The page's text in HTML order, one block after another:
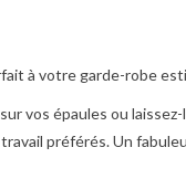
à votre garde-robe
vos épaules ou
préférés. Un